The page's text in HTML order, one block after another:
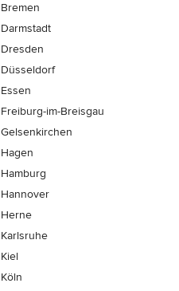
Bremen
Darmstadt
Dresden
Düsseldorf
Essen
Freiburg-im-Breisgau
Gelsenkirchen
Hagen
Hamburg
Hannover
Herne
Karlsruhe
Kiel
Köln